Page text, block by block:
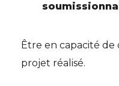
Être en capacité
projet réalisé.